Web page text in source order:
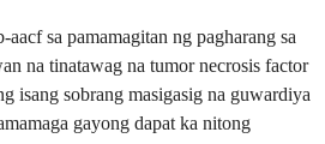
sa pamamagitan ng pagharang sa
na tinatawag na tumor necrosis factor
isang sobrang masigasig na guwardiya
gayong dapat ka nitong